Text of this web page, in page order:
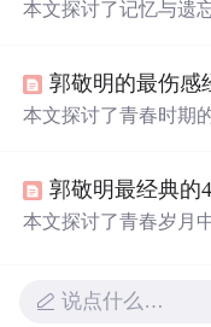
本文探讨了记忆与遗
那些曾经深刻影响我
郭敬明的最伤感
本文探讨了青春时期
郭敬明最经典的
本文探讨了青春岁月
度。说点什么…